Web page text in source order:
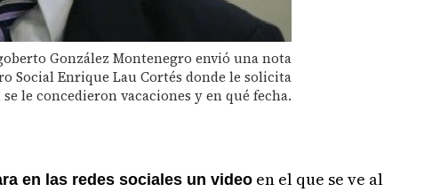
González Montenegro envió una nota
Social Enrique Lau Cortés donde le solicita
le concedieron vacaciones y en qué fecha.
en las redes sociales un videoen el que se ve al